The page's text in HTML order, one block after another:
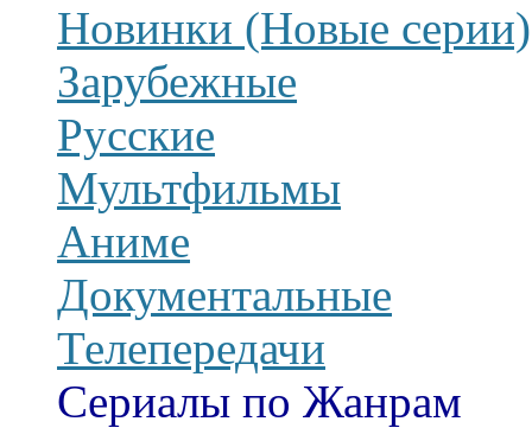
Новинки (Новые серии)
Зарубежные
Русские
Мультфильмы
Аниме
Документальные
Телепередачи
Сериалы по Жанрам